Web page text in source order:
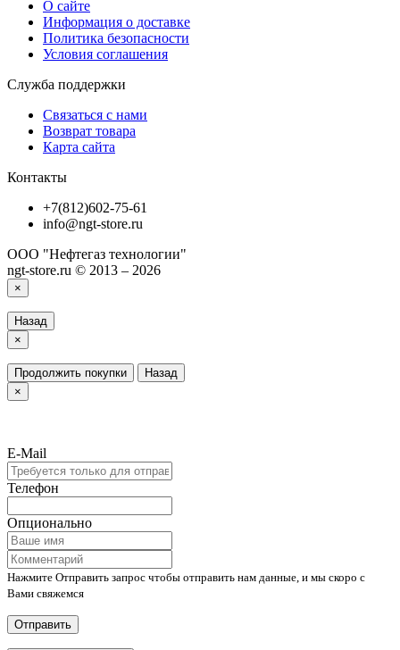
О сайте
Информация о доставке
Политика безопасности
Условия соглашения
Служба поддержки
Связаться с нами
Возврат товара
Карта сайта
Контакты
+7(812)602-75-61
info@ngt-store.ru
ООО "Нефтегаз технологии"
ngt-store.ru © 2013 – 2026
×
Назад
×
Продолжить покупки
Назад
×
E-Mail
Телефон
Опционально
Нажмите Отправить запрос чтобы отправить нам данные, и мы скоро с
Вами свяжемся
Отправить